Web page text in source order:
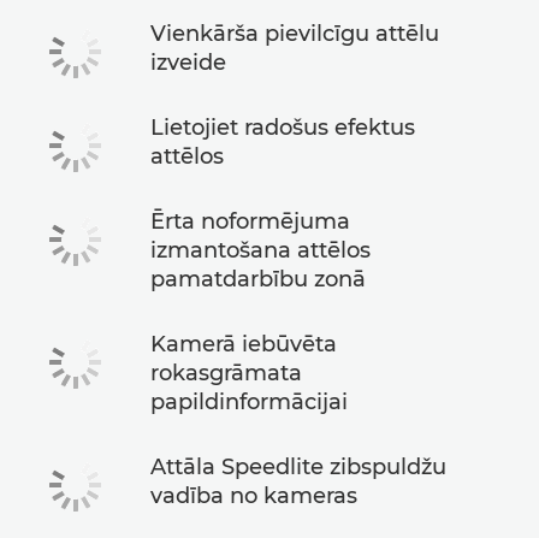
Vienkārša pievilcīgu attēlu
izveide
Lietojiet radošus efektus
attēlos
Ērta noformējuma
izmantošana attēlos
pamatdarbību zonā
Kamerā iebūvēta
rokasgrāmata
papildinformācijai
Attāla Speedlite zibspuldžu
vadība no kameras